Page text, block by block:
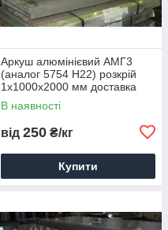
Аркуш алюмінієвий АМГ3
(аналог 5754 Н22) розкрій
1х1000х2000 мм доставка
порізування паковання
В наявності
від 250 ₴/кг
Купити